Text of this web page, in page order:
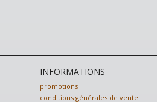
INFORMATIONS
promotions
conditions générales de vente